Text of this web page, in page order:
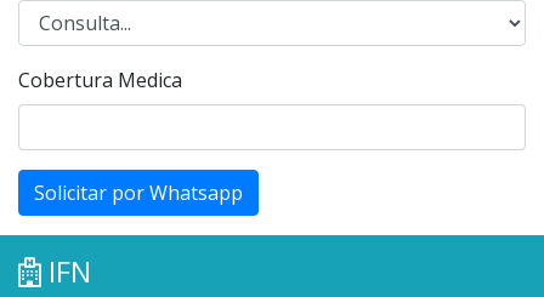
Cobertura Medica
Solicitar por Whatsapp
IFN